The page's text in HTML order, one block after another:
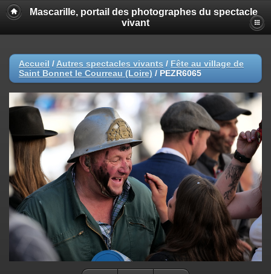
Mascarille, portail des photographes du spectacle
vivant
Accueil / Autres spectacles vivants / Fête au village de
Saint Bonnet le Courreau (Loire) / PEZR6065